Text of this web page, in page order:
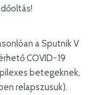
a Sputnik V
COVID-19
betegeknek,
relapszusuk).